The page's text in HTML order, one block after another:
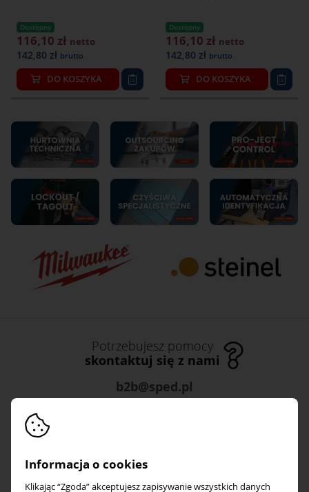
PRZEMYSŁOWA
PRODUCENCI
O nas
Czas i koszt dostawy
Reklamacja i zwroty
Kontakt
Blog
Dostępny
116,10 zł netto
142,80 zł brutto
DO KOSZYKA
Dostępny
116,10 zł netto
142,80 zł brutto
DO KOSZYKA
Potrzebujesz pomocy
skontaktuj się z nami
b2b@sped.pl
O firmie
Informacja o cookies
Klikając “Zgoda” akceptujesz zapisywanie wszystkich danych